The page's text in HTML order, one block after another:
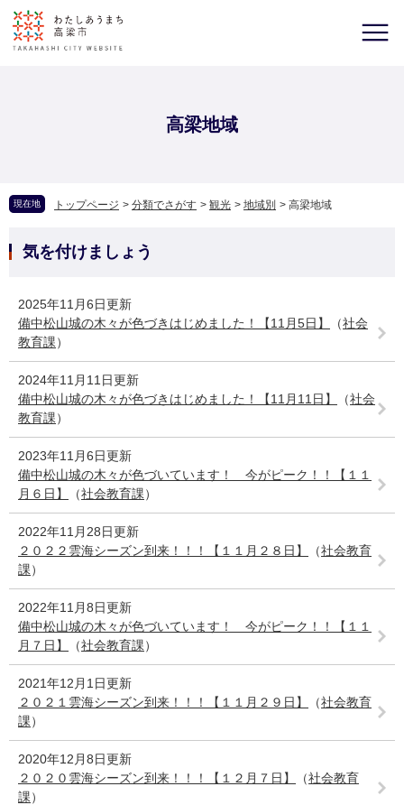
高梁地域
現在地 トップページ > 分類でさがす > 観光 > 地域別 > 高梁地域
気を付けましょう
2025年11月6日更新
備中松山城の木々が色づきはじめました！【11月5日】
（社会
教育課）
2024年11月11日更新
備中松山城の木々が色づきはじめました！【11月11日】
（社会
教育課）
2023年11月6日更新
備中松山城の木々が色づいています！ 今がピーク！！【１１
月６日】
（社会教育課）
2022年11月28日更新
２０２２雲海シーズン到来！！！【１１月２８日】
（社会教育
課）
2022年11月8日更新
備中松山城の木々が色づいています！ 今がピーク！！【１１
月７日】
（社会教育課）
2021年12月1日更新
２０２１雲海シーズン到来！！！【１１月２９日】
（社会教育
課）
2020年12月8日更新
２０２０雲海シーズン到来！！！【１２月７日】
（社会教育
課）